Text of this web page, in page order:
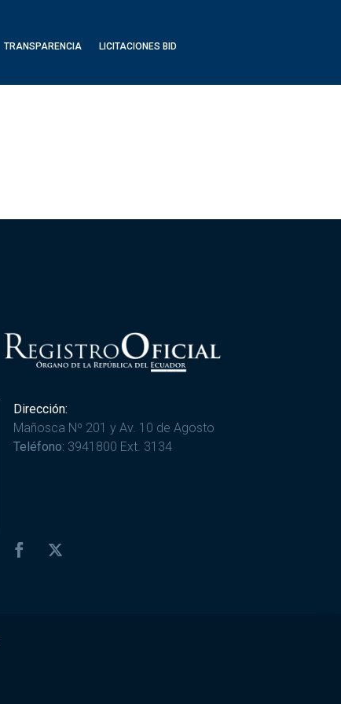
TRANSPARENCIA LICITACIONES BID
Dirección:
Mañosca Nº 201 y Av. 10 de Agosto
Teléfono: 3941800 Ext. 3134